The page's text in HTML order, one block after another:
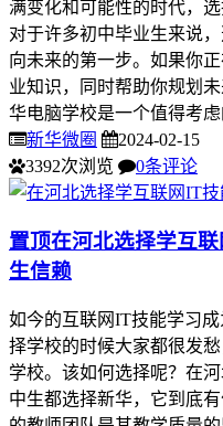
满变化和可能性的时代，
对于许多初中毕业生来说
向未来的第一步。如果你
业知识，同时帮助你规划
华电脑学校是一个值得考
新华微圈
2024-02-15
3392次浏览
0条评论
置顶在河北选择学互
生信赖
如今的互联网IT技能学习
择学校的时候大家都很发
学校。该如何选择呢？在
中生都选择新华，它到底